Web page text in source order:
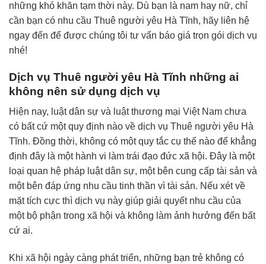
những khó khăn tạm thời này. Dù bạn là nam hay nữ, chỉ
cần bạn có nhu cầu Thuê người yêu Hà Tĩnh, hãy liên hệ
ngay đến để được chúng tôi tư vấn báo giá trọn gói dịch vụ
nhé!
Dịch vụ Thuê người yêu Hà Tĩnh những ai
không nên sử dụng dịch vụ
Hiện nay, luật dân sự và luật thương mại Việt Nam chưa
có bất cứ một quy định nào về dịch vụ Thuê người yêu Hà
Tĩnh. Đồng thời, không có một quy tắc cụ thể nào để khẳng
định đây là một hành vi làm trái đạo đức xã hội. Đây là một
loại quan hệ pháp luật dân sự, một bên cung cấp tài sản và
một bên đáp ứng nhu cầu tinh thần vì tài sản. Nếu xét về
mặt tích cực thì dịch vụ này giúp giải quyết nhu cầu của
một bộ phận trong xã hội và không làm ảnh hưởng đến bất
cứ ai.
Khi xã hội ngày càng phát triển, những bạn trẻ không có